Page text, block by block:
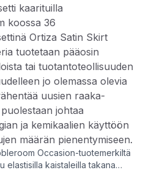
kaarituilla
koossa 36
Ortiza Satin Skirt
tuotetaan pääosin
tai tuotantoteollisuuden
jo olemassa olevia
uusien raaka-
johtaa
ja kemikaalien käyttöön
määrän pienentymiseen.
Occasion-tuotemerkiltä
elastisilla kaistaleilla takana